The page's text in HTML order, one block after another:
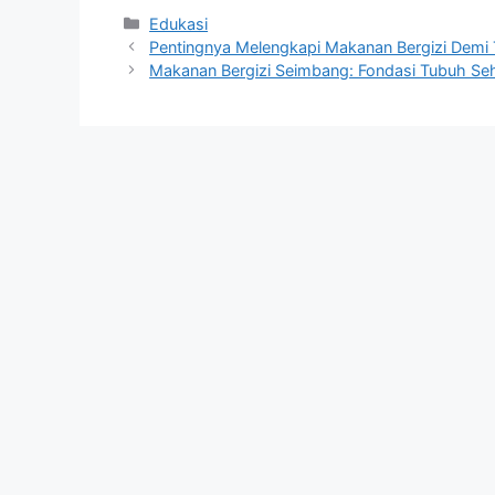
Kategori
Edukasi
Pentingnya Melengkapi Makanan Bergizi Demi
Makanan Bergizi Seimbang: Fondasi Tubuh